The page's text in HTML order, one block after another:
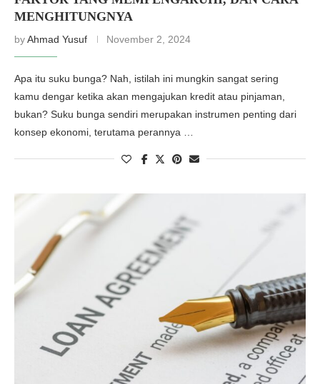
MENGHITUNGNYA
byAhmad Yusuf November 2, 2024
Apa itu suku bunga? Nah, istilah ini mungkin sangat sering
kamu dengar ketika akan mengajukan kredit atau pinjaman,
bukan? Suku bunga sendiri merupakan instrumen penting dari
konsep ekonomi, terutama perannya …